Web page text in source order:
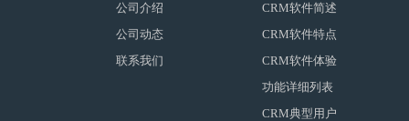
CRM软件简述
CRM软件特点
CRM软件体验
功能详细列表
CRM典型用户
公司介绍
公司动态
联系我们